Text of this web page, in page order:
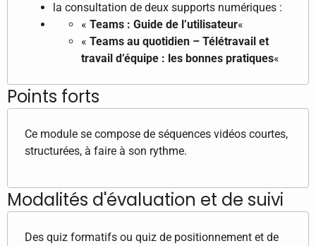
la consultation de deux supports numériques :
« Teams : Guide de l’utilisateur«
« Teams au quotidien – Télétravail et
travail d’équipe : les bonnes pratiques«
Points forts
Ce module se compose de séquences vidéos courtes,
structurées, à faire à son rythme.
Modalités d'évaluation et de suivi
Des quiz formatifs ou quiz de positionnement et de